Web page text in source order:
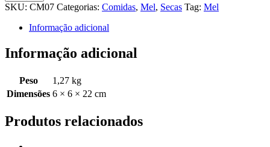
Dunorte
1240g
quantidade
SKU: CM07 Categorias: Comidas, Mel, Secas Tag: Mel
Informação adicional
Informação adicional
Peso
1,27 kg
Dimensões 6 × 6 × 22 cm
Produtos relacionados